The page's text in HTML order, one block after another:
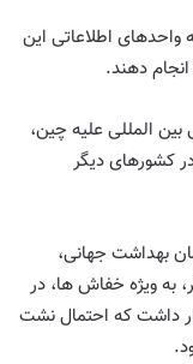
واحدهای اطلاعاتی این
دهند.
المللی علیه چین،
کشورهای دیگر
بهداشت جهانی،
به ویژه خفاش ها، در
داشت که احتمال نشت